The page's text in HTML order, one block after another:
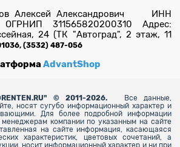
Алексей Александрович ИНН
311565820200310 Адрес:
24 (ТК "Автоград", 2 этаж, 11
(3532) 487-056
AdvantShop
© 2011-2026.
Все данные,
носят сугубо информационный характер и
Для более подробной информации
компании по указанным на сайте
на сайте информация, касающаяся
характеристик, цветовых сочетаний, а
носит информационный характер и ни при